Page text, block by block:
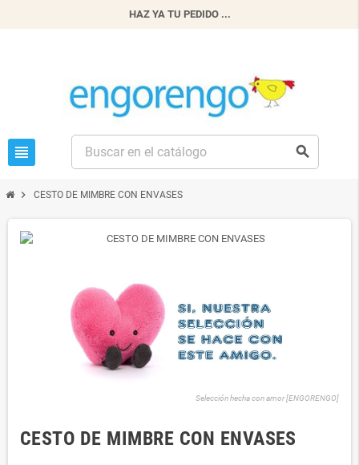
HAZ YA TU PEDIDO ...
view_headline search
chevron_right CESTO DE MIMBRE CON ENVASES
Selección hecha con amor [ENGORENGO]
CESTO DE MIMBRE CON ENVASES